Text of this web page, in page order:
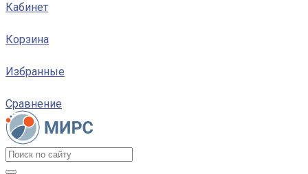
Кабинет
Корзина
Избранные
Сравнение